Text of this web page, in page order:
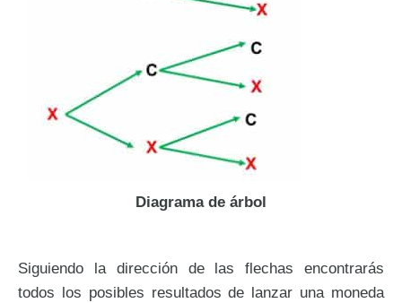
Diagrama de árbol
Siguiendo la dirección de las flechas encontrarás
todos los posibles resultados de lanzar una moneda